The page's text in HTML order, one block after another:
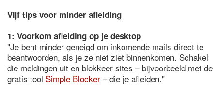
Vijf tips voor minder afleiding
1: Voorkom afleiding op je desktop
"Je bent minder geneigd om inkomende mails direct te
beantwoorden, als je ze niet ziet binnenkomen. Schakel
die meldingen uit en blokkeer sites – bijvoorbeeld met de
gratis tool Simple Blocker – die je afleiden."